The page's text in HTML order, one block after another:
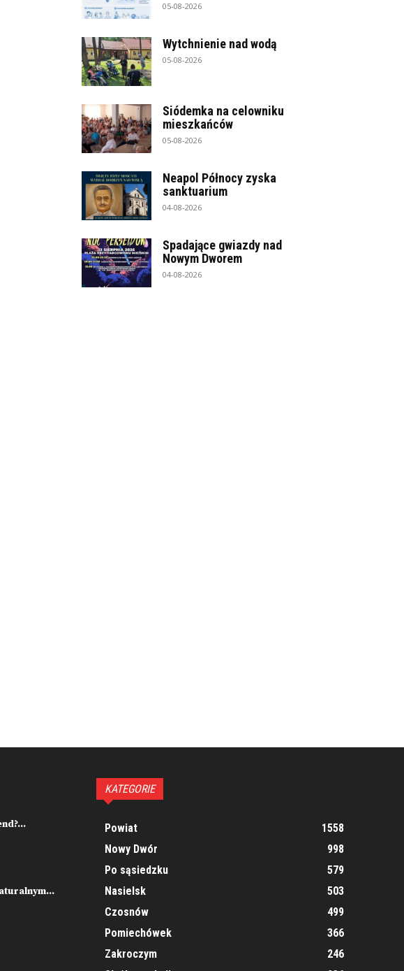
05-08-2026
Wytchnienie nad wodą
05-08-2026
Siódemka na celowniku
mieszkańców
05-08-2026
Neapol Północy zyska
sanktuarium
04-08-2026
Spadające gwiazdy nad
Nowym Dworem
04-08-2026
KATEGORIE
Powiat
1558
Nowy Dwór
998
Po sąsiedzku
579
Nasielsk
503
Czosnów
499
Pomiechówek
366
Zakroczym
246